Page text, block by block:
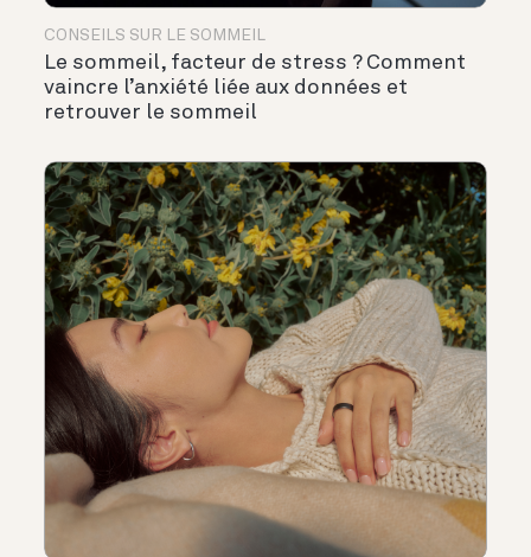
CONSEILS SUR LE SOMMEIL
Le sommeil, facteur de stress ? Comment
vaincre l’anxiété liée aux données et
retrouver le sommeil